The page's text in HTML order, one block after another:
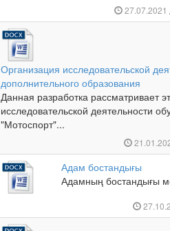
27.07.2021
Организация исследовательской
дополнительного образования
Данная разработка рассматривает
исследовательской деятельности
"Мотоспорт"...
Адам бостандығы
Адамның бостандығы